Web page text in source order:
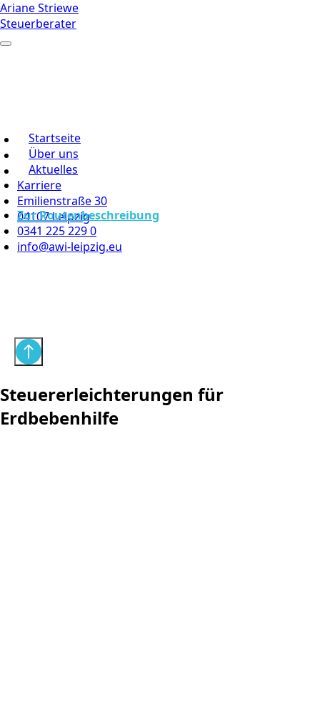
Ariane Striewe
Steuerberater
Startseite
Über uns
Aktuelles
Karriere
Emilienstraße 30
04107 Leipzig
Zur Routenbeschreibung
0341 225 229 0
info@awi-leipzig.eu
Steuererleichterungen für
Erdbebenhilfe